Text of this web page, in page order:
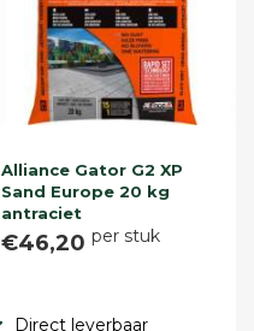
Alliance Gator G2 XP
Sand Europe 20 kg
antraciet
€46,20 per stuk
Direct leverbaar